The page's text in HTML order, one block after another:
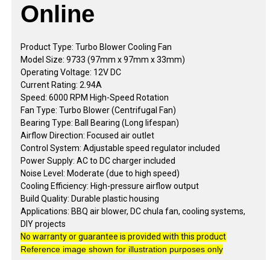
Online
Product Type: Turbo Blower Cooling Fan
Model Size: 9733 (97mm x 97mm x 33mm)
Operating Voltage: 12V DC
Current Rating: 2.94A
Speed: 6000 RPM High-Speed Rotation
Fan Type: Turbo Blower (Centrifugal Fan)
Bearing Type: Ball Bearing (Long lifespan)
Airflow Direction: Focused air outlet
Control System: Adjustable speed regulator included
Power Supply: AC to DC charger included
Noise Level: Moderate (due to high speed)
Cooling Efficiency: High-pressure airflow output
Build Quality: Durable plastic housing
Applications: BBQ air blower, DC chula fan, cooling systems,
DIY projects
No warranty or guarantee is provided with this product
Reference image shown for illustration purposes only